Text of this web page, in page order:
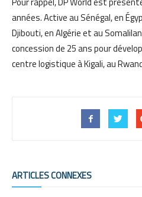
années. Active au Sénégal, en
Djibouti, en Algérie et au
concession de 25 ans pour
centre logistique à Kigali, au
ARTICLES CONNEXES